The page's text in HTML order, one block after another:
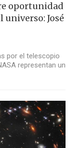
oportunidad
universo: José
por el telescopio
representan un